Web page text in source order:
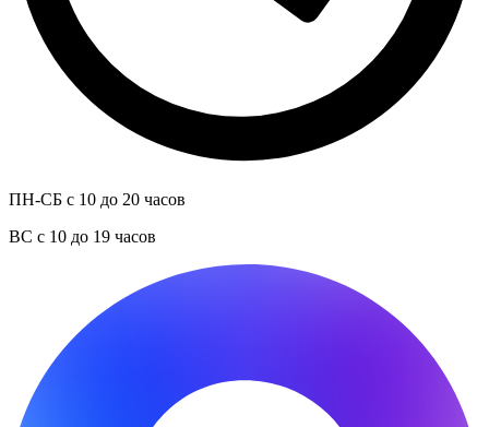
ПН-СБ с 10 до 20 часов
ВС с 10 до 19 часов